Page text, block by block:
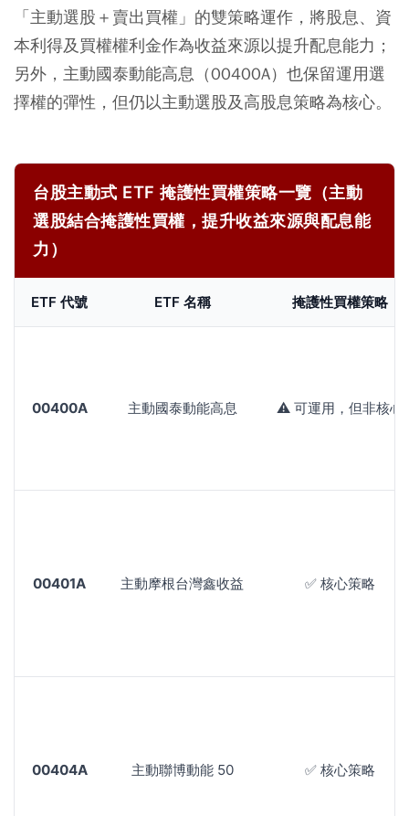
「主動選股＋賣出買權」的雙策略運作，將股息、資
本利得及買權權利金作為收益來源以提升配息能力；
另外，主動國泰動能高息（00400A）也保留運用選
擇權的彈性，但仍以主動選股及高股息策略為核心。
台股主動式 ETF 掩護性買權策略一覽（主動
選股結合掩護性買權，提升收益來源與配息能
力）
ETF 代號 ETF 名稱 掩護性買權策略
00400A 主動國泰動能高息 ⚠️ 可運用，但非核心
00401A 主動摩根台灣鑫收益 ✅ 核心策略
00404A 主動聯博動能 50 ✅ 核心策略